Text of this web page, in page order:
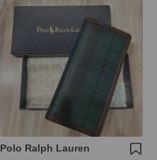
Polo Ralph Lauren